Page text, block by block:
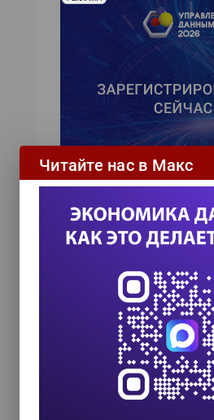
III Международный
TEAM LEAD TODAY 2026
10 сентября 2026
Форум ProcessTech
18 сентября 2026
Управление данными 2026
24 сентября 2026
Читайте нас в Макс